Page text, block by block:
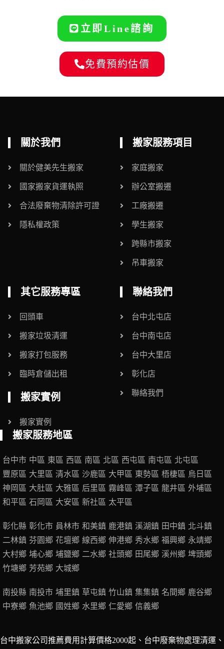
立即Line諮詢
免費預約估價
關於我們
關於健美先生搬家
國家搬家貨運執照
合法廢棄物清除許可證
隱私權政策
搬家服務項目
家庭搬家
辦公室搬遷
工廠搬遷
學生搬家
跨縣市搬家
吊車搬家
其它服務專區
回頭車
搬家垃圾清運
搬家打包服務
臨時倉儲出租
搬家實例
搬家實例
聯絡我們
台中北屯店
台中南屯店
台中大里店
彰化店
聯絡我們
搬家服務地區
台中市 中區 東區 西區 南區 北區 西屯區 南屯區 北屯區
豐原區 大里區 清水區 沙鹿區 大甲區 東勢區 梧棲區 烏日區
神岡區 大肚區 大雅區 后里區 霧峰區 潭子區 龍井區 外埔區
和平區 石岡區 大安區 新社區 太平區
彰化縣 彰化市 員林市 和美鎮 鹿港鎮 溪湖鎮 田中鎮 北斗鎮
二林鎮 芬園鄉 花壇鄉 線西鄉 伸港鄉 秀水鄉 福興鄉 永靖鄉
大村鄉 埔心鄉 埔鹽鄉 二水鄉 社頭鄉 田尾鄉 溪州鄉 埤頭鄉
竹塘鄉 芳苑鄉 大城鄉
南投縣 南投市 埔里鎮 草屯鎮 竹山鎮 集集鎮 名間鄉 鹿谷鄉
中寮鄉 魚池鄉 國姓鄉 水里鄉 仁愛鄉 信義鄉
台中搬家公司推薦費用計算價格2000起、台中廢棄物處理清運、